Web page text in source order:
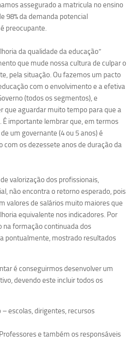
(Tech Law)
GPUBLIC – Centro de Estudos em Gestão
encerrados
dos Santos
Sabático Encerrados
Pereira de Lima
Godoy Bernardo de Oliveira (FDRP)
Eduardo Seron Ruiz
de Lima Caneppele
Silveira Porto
Costa Bertran
assegurado a matricula no ensino
98% da demanda potencial
preocupante.
da qualidade da educação”
que mude nossa cultura de culpar o
pela situação. Ou fazemos um pacto
com o envolvimento e a efetiva
(todos os segmentos), e
que aguardar muito tempo para que a
importante lembrar que, em termos
um governante (4 ou 5 anos) é
com os dezessete anos de duração da
valorização dos profissionais,
não encontra o retorno esperado, pois
valores de salários muito maiores que
equivalente nos indicadores. Por
na formação continuada dos
pontualmente, mostrado resultados
é conseguirmos desenvolver um
devendo este incluir todos os
– escolas, dirigentes, recursos
e também os responsáveis